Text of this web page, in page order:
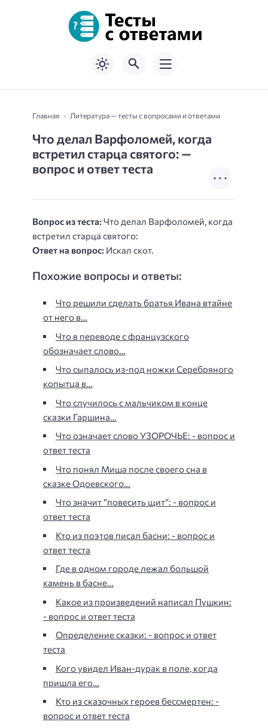
Главная Литература — тесты с вопросами и ответами
Что делал Варфоломей, когда
встретил старца святого: —
вопрос и ответ теста
Вопрос из теста: Что делал Варфоломей, когда
встретил старца святого:
Ответ на вопрос: Искал скот.
Похожие вопросы и ответы:
Что решили сделать братья Ивана втайне
от него в…
Что в переводе с французского
обозначает слово…
Что сыпалось из-под ножки Серебряного
копытца в…
Что случилось с мальчиком в конце
сказки Гаршина…
Что означает слово УЗОРОЧЬЕ: - вопрос и
ответ теста
Что понял Миша после своего сна в
сказке Одоевского…
Что значит “повесить щит”: - вопрос и
ответ теста
Кто из поэтов писал басни: - вопрос и
ответ теста
Где в одном городе лежал большой
камень в басне…
Какое из произведений написал Пушкин:
- вопрос и ответ теста
Определение сказки: - вопрос и ответ
теста
Кого увидел Иван-дурак в поле, когда
пришла его…
Кто из сказочных героев бессмертен: -
вопрос и ответ теста